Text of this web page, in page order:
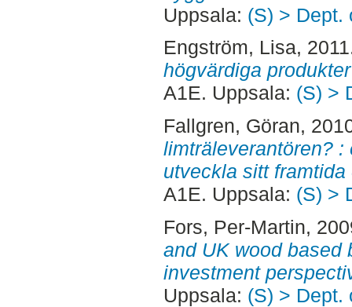
Uppsala: (S) > Dept.
Engström, Lisa,
högvärdiga
A1E. Uppsala: (S) >
Fallgren, Göran,
limträleverantören? :
utveckla sitt framtida
A1E. Uppsala: (S) >
Fors, Per-Martin,
and UK wood based
investment
Uppsala: (S) > Dept.